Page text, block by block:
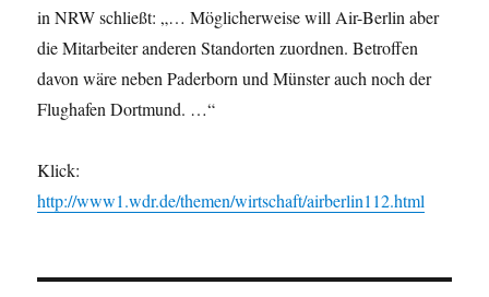
in NRW schließt: „… Möglicherweise will Air-Berlin aber
die Mitarbeiter anderen Standorten zuordnen. Betroffen
davon wäre neben Paderborn und Münster auch noch der
Flughafen Dortmund. …“
Klick:
http://www1.wdr.de/themen/wirtschaft/airberlin112.html